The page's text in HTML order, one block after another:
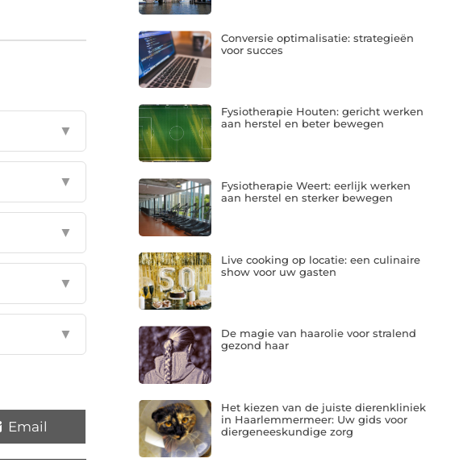
▼
▼
▼
▼
▼
Email
Conversie optimalisatie: strategieën
voor succes
Fysiotherapie Houten: gericht werken
aan herstel en beter bewegen
Fysiotherapie Weert: eerlijk werken
aan herstel en sterker bewegen
Live cooking op locatie: een culinaire
show voor uw gasten
De magie van haarolie voor stralend
gezond haar
Het kiezen van de juiste dierenkliniek
in Haarlemmermeer: Uw gids voor
diergeneeskundige zorg